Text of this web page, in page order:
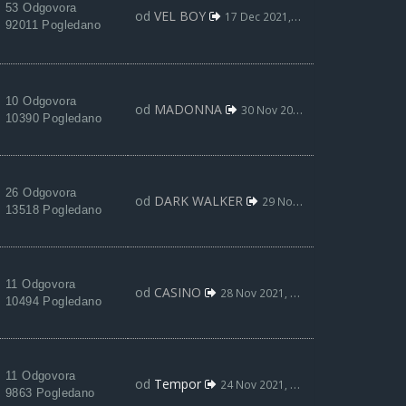
53 Odgovora
92011 Pogledano
od VEL BOY 17 Dec 2021, 15:08
10 Odgovora
10390 Pogledano
od MADONNA 30 Nov 2021, 09:45
26 Odgovora
13518 Pogledano
od DARK WALKER 29 Nov 2021, 11:57
11 Odgovora
10494 Pogledano
od CASINO 28 Nov 2021, 19:11
11 Odgovora
9863 Pogledano
od Tempor 24 Nov 2021, 06:11